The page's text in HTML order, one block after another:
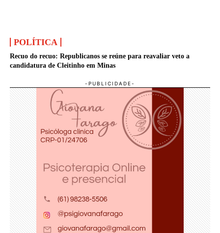
POLÍTICA
Recuo do recuo: Republicanos se reúne para reavaliar veto a
candidatura de Cleitinho em Minas